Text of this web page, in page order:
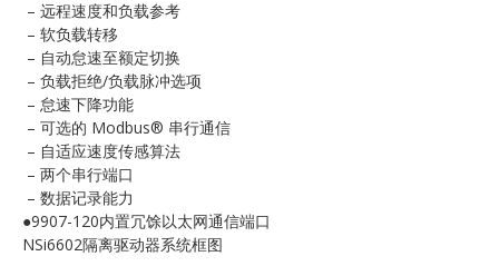
– 远程速度和负载参考
– 软负载转移
– 自动怠速至额定切换
– 负载拒绝/负载脉冲选项
– 怠速下降功能
– 可选的 Modbus® 串行通信
– 自适应速度传感算法
– 两个串行端口
– 数据记录能力
●9907-120内置冗馀以太网通信端口
NSi6602隔离驱动器系统框图